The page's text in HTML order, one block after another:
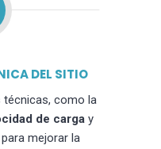
DEL SITIO
como la
de carga y
mejorar la